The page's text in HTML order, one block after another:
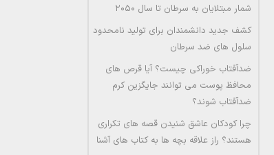
شمار مبتلایان به سرطان تا سال ۲۰۵۰
کشف جدید دانشمندان برای تولید نامحدود
سلول های ضد سرطان
ضدآفتاب خوراکی چیست؟ آیا قرص های
محافظ پوست می توانند جایگزین کرم
ضدآفتاب شوند؟
چرا کودکان عاشق شنیدن قصه های تکراری
هستند؟ راز علاقه بچه ها به کتاب های آشنا